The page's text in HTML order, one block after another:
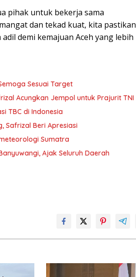
pihak untuk bekerja sama
dan tekad kuat, kita pastikan
demi kemajuan Aceh yang lebih
Sesuai Target
Acungkan Jempol untuk Prajurit TNI
TBC di Indonesia
Safrizal Beri Apresiasi
Sumatra
Ajak Seluruh Daerah